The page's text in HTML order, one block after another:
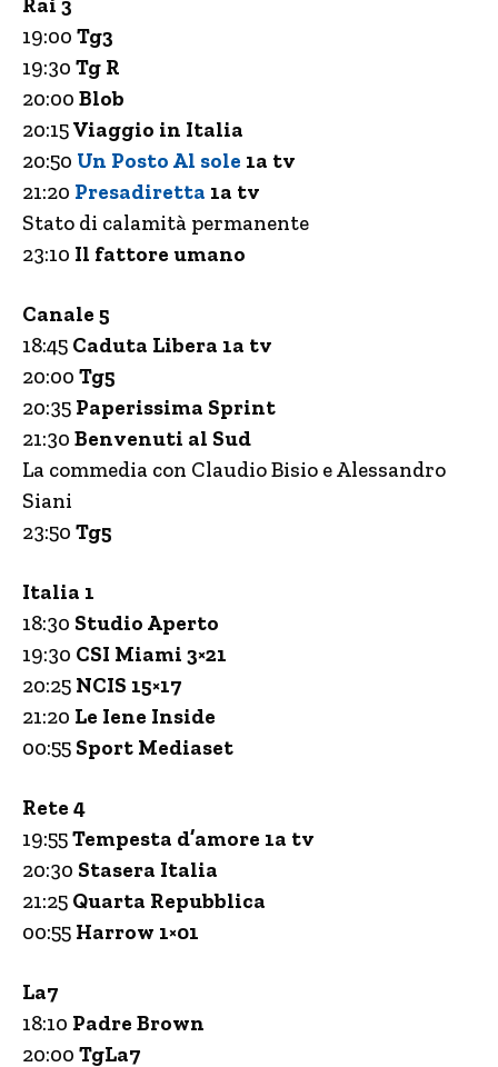
19:00 Tg3
19:30 Tg R
20:00 Blob
20:15Viaggio in Italia
20:50 Un Posto Al sole 1a tv
21:20 Presadiretta 1a tv
Stato di calamità permanente
23:10 Il fattore umano
Canale 5
18:45 Caduta Libera 1a tv
20:00 Tg5
20:35 Paperissima Sprint
21:30 Benvenuti al Sud
La commedia con Claudio Bisio e Alessandro
Siani
23:50 Tg5
Italia 1
18:30 Studio Aperto
19:30 CSI Miami 3×21
20:25 NCIS 15×17
21:20 Le Iene Inside
00:55 Sport Mediaset
Rete 4
19:55Tempesta d’amore 1a tv
20:30 Stasera Italia
21:25 Quarta Repubblica
00:55 Harrow 1×01
La7
18:10 Padre Brown
20:00 TgLa7